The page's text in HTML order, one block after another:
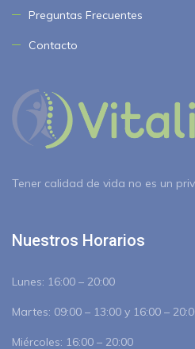
Preguntas Frecuentes
Contacto
Tener calidad de vida no es un
Nuestros Horarios
Lunes: 16:00 – 20:00
Martes: 09:00 – 13:00 y 16:00 –
Miércoles: 16:00 – 20:00